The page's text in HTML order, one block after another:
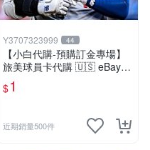
Y3707323999 44
【小白代購-預購訂金專場】
旅美球員卡代購 🇺🇸 eBay
競標議價 / 林維恩 大谷翔平
Bowman / 沉浸式 ASMR 開
$1
近期銷量500件